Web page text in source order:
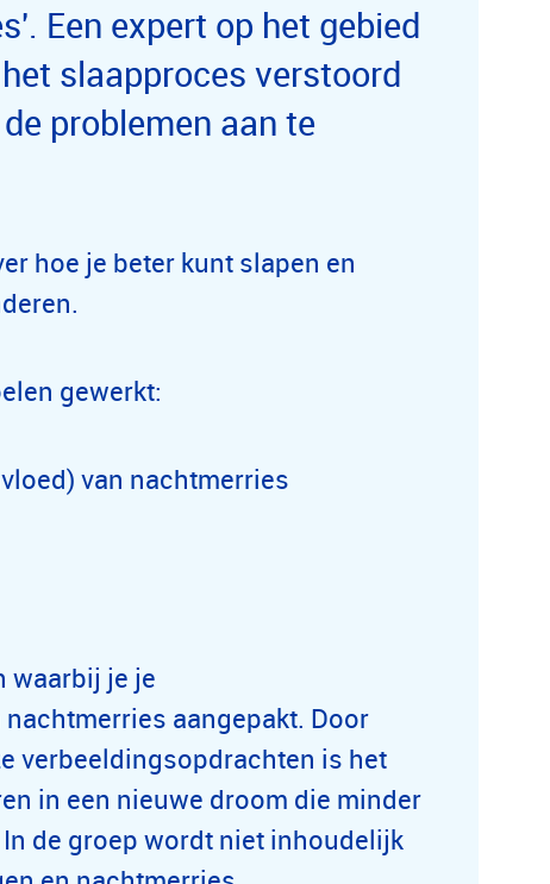
Een expert op het gebied
slaapproces verstoord
problemen aan te
hoe je beter kunt slapen en
gewerkt:
van nachtmerries
waarbij je je
aangepakt. Door
verbeeldingsopdrachten is het
in een nieuwe droom die minder
de groep wordt niet inhoudelijk